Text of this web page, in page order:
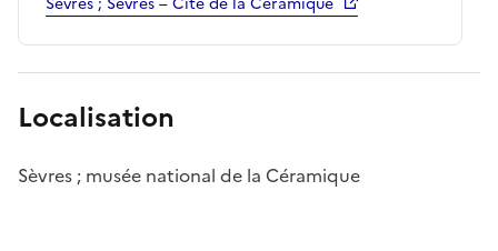
Localisation
Sèvres ; musée national de la Céramique